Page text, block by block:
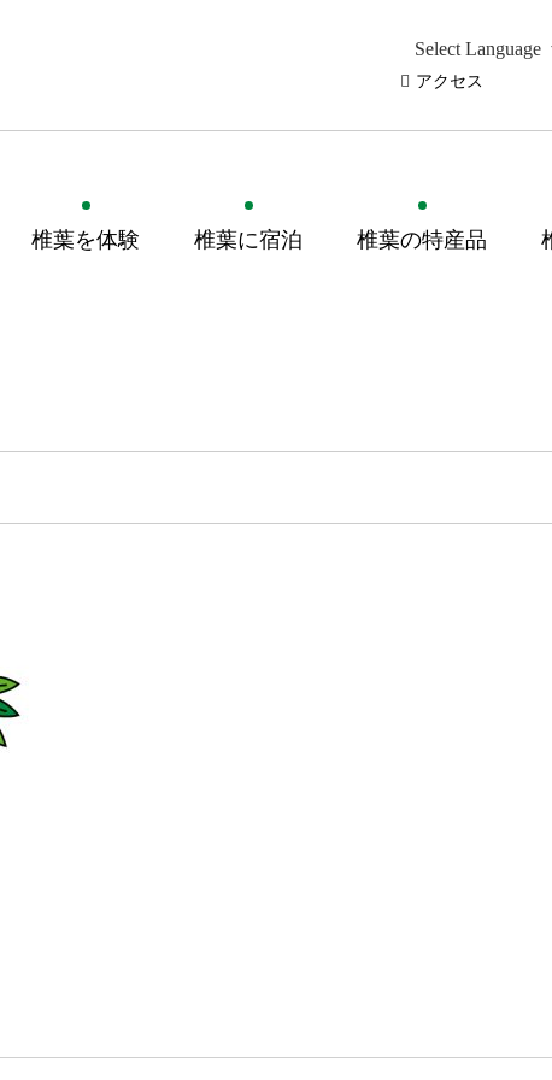
アクセス
椎葉を体験 椎葉に宿泊 椎葉の特産品